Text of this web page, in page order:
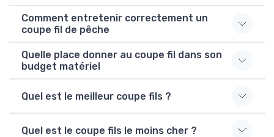
Comment entretenir correctement un
coupe fil de pêche
Quelle place donner au coupe fil dans son
budget matériel
Quel est le meilleur coupe fils ?
Quel est le coupe fils le moins cher ?